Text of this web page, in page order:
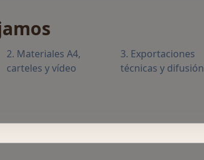
Materiales A4,
carteles y vídeo
Exportaciones
técnicas y difusión